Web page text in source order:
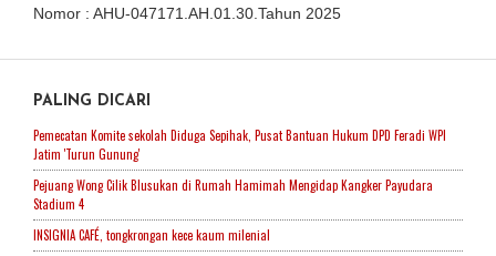
Nomor : AHU-047171.AH.01.30.Tahun 2025
PALING DICARI
Pemecatan Komite sekolah Diduga Sepihak, Pusat Bantuan Hukum DPD Feradi WPI
Jatim 'Turun Gunung'
Pejuang Wong Cilik Blusukan di Rumah Hamimah Mengidap Kangker Payudara
Stadium 4
INSIGNIA CAFÉ, tongkrongan kece kaum milenial